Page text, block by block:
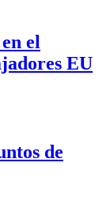
el
EU
de